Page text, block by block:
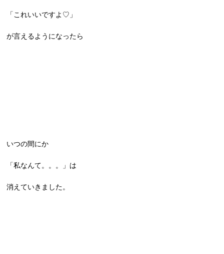
「これいいですよ♡」
が言えるようになったら
いつの間にか
「私なんて。。。」は
消えていきました。